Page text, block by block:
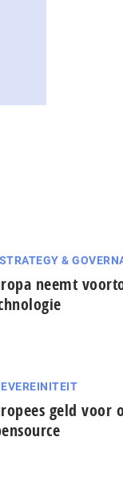
&
neemt
geld voor